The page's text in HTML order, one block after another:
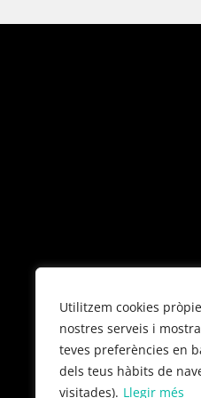
Utilitzem cookies
nostres serveis i
teves preferències en
dels teus hàbits de
visitades). Llegir més